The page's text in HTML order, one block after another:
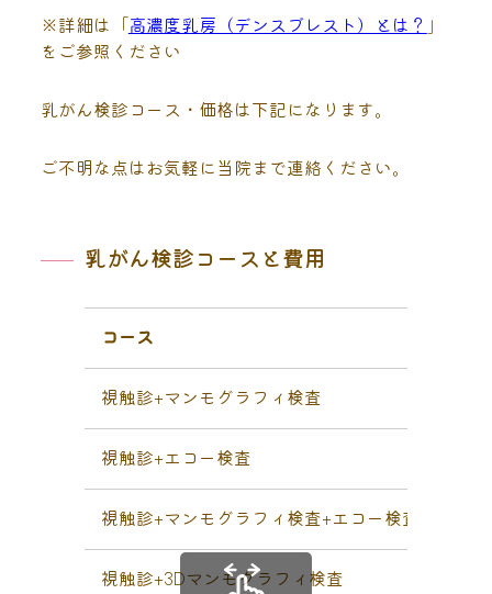
※詳細は「高濃度乳房（デンスブレスト）とは？ 」
をご参照ください
乳がん検診コース・価格は下記になります。
ご不明な点はお気軽に当院まで連絡ください。
乳がん検診コースと費用
コース
視触診+マンモグラフィ検査
視触診+エコー検査
視触診+マンモグラフィ検査+エコー検査
視触診+3Dマンモグラフィ検査